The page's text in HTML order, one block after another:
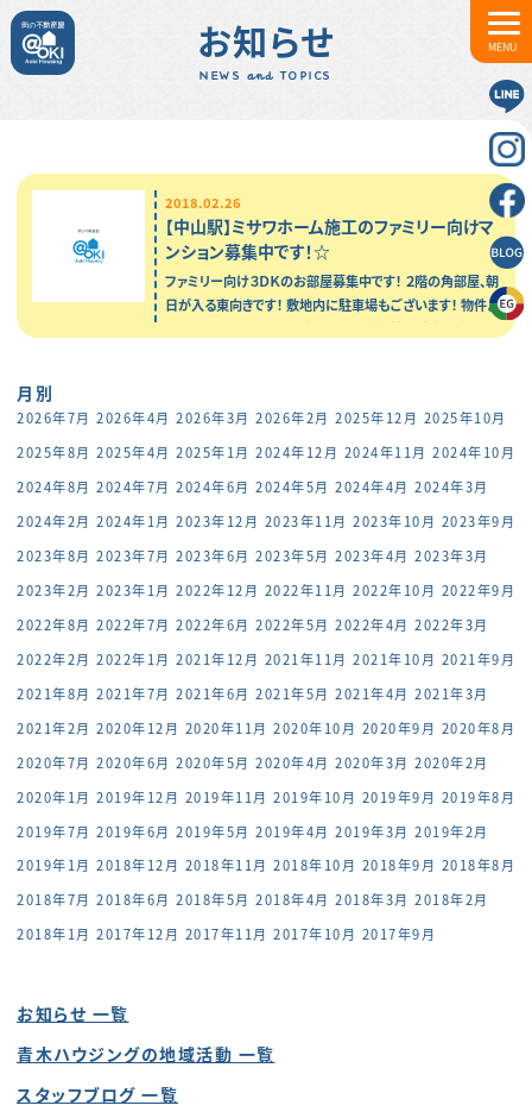
MENU
お知らせ
NEWS and TOPICS
2018.02.26
【中山駅】ミサワホーム施工のファミリー向けマ
ンション募集中です！☆
ファミリー向け３ＤＫのお部屋募集中です！ ２階の角部屋、朝
日が入る東向きです！ 敷地内に駐車場もございます！ 物件よ
り約１１０ｍにローソンがあり、 ヤマダ電機も徒歩圏内のた
月別
2026年7月 2026年4月 2026年3月 2026年2月 2025年12月 2025年10月
2025年8月 2025年4月 2025年1月 2024年12月 2024年11月 2024年10月
2024年8月 2024年7月 2024年6月 2024年5月 2024年4月 2024年3月
2024年2月 2024年1月 2023年12月 2023年11月 2023年10月 2023年9月
2023年8月 2023年7月 2023年6月 2023年5月 2023年4月 2023年3月
2023年2月 2023年1月 2022年12月 2022年11月 2022年10月 2022年9月
2022年8月 2022年7月 2022年6月 2022年5月 2022年4月 2022年3月
2022年2月 2022年1月 2021年12月 2021年11月 2021年10月 2021年9月
2021年8月 2021年7月 2021年6月 2021年5月 2021年4月 2021年3月
2021年2月 2020年12月 2020年11月 2020年10月 2020年9月 2020年8月
2020年7月 2020年6月 2020年5月 2020年4月 2020年3月 2020年2月
2020年1月 2019年12月 2019年11月 2019年10月 2019年9月 2019年8月
2019年7月 2019年6月 2019年5月 2019年4月 2019年3月 2019年2月
2019年1月 2018年12月 2018年11月 2018年10月 2018年9月 2018年8月
2018年7月 2018年6月 2018年5月 2018年4月 2018年3月 2018年2月
2018年1月 2017年12月 2017年11月 2017年10月 2017年9月
お知らせ 一覧
青木ハウジングの地域活動 一覧
スタッフブログ 一覧